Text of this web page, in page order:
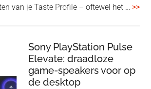
nieuwe
van je Taste Profile – oftewel het … >>
Sony PlayStation Pulse
Elevate: draadloze
game-speakers voor op
de desktop